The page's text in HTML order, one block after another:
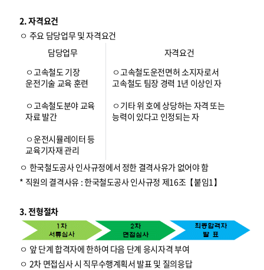
2. 자격요건
ㅇ 주요 담당업무 및 자격요건
담당업무
자격요건
ㅇ고속철도 기장
운전기술 교육 훈련
ㅇ고속철도분야 교육
자료 발간
ㅇ운전시뮬레이터 등
교육기자재 관리
ㅇ고속철도운전면허 소지자로서
고속철도 팀장 경력 1년 이상인 자
ㅇ기타 위 호에 상당하는 자격 또는
능력이 있다고 인정되는 자
ㅇ 한국철도공사 인사규정에서 정한 결격사유가 없어야 함
* 직원의 결격사유 : 한국철도공사 인사규정 제16조【붙임1】
3. 전형절차
ㅇ 앞 단계 합격자에 한하여 다음 단계 응시자격 부여
ㅇ 2차 면접심사 시 직무수행계획서 발표 및 질의응답